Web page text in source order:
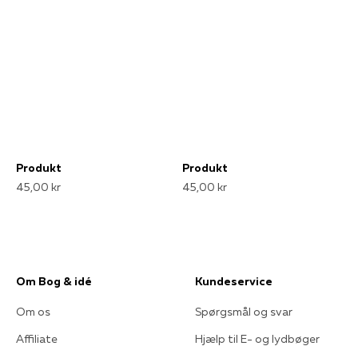
Produkt
45,00 kr
Produkt
45,00 kr
Om Bog & idé
Om os
Affiliate
Kundeservice
Spørgsmål og svar
Hjælp til E- og lydbøger